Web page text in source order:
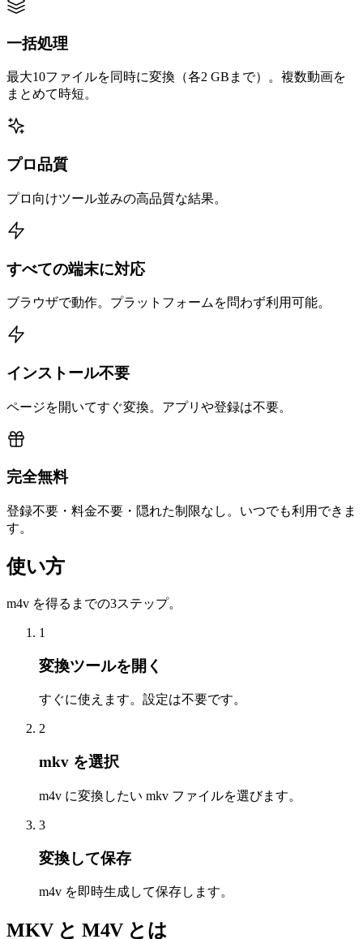
一括処理
最大10ファイルを同時に変換（各2 GBまで）。複数動画を
まとめて時短。
プロ品質
プロ向けツール並みの高品質な結果。
すべての端末に対応
ブラウザで動作。プラットフォームを問わず利用可能。
インストール不要
ページを開いてすぐ変換。アプリや登録は不要。
完全無料
登録不要・料金不要・隠れた制限なし。いつでも利用できま
す。
使い方
m4v を得るまでの3ステップ。
1
変換ツールを開く
すぐに使えます。設定は不要です。
2
mkv を選択
m4v に変換したい mkv ファイルを選びます。
3
変換して保存
m4v を即時生成して保存します。
MKV と M4V とは